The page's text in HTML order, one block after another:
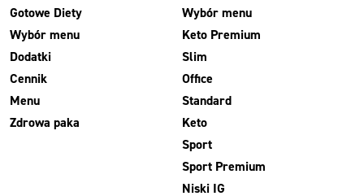
50,31 zł
Zamów dietę!
Menu
Gotowe Diety
Wybór menu
Dodatki
Cennik
Menu
Zdrowa paka
Wybór menu
Keto Premium
Slim
Office
Standard
Keto
Sport
Sport Premium
Niski IG